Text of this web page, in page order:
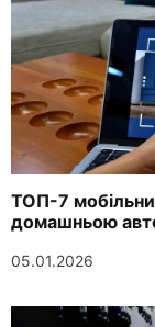
ТОП-7
домашньою
05.01.2026